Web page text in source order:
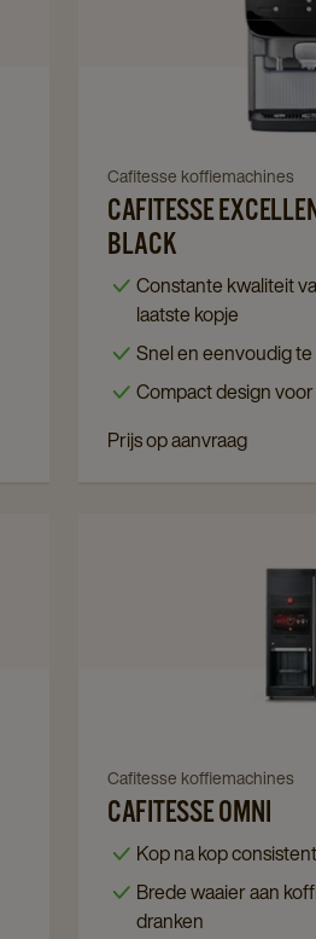
Navigate
to
Cafitesse
Excellence
Compact
Black
page
Cafitesse koffiemachines
CAFITESSE
BLACK
Constante kwaliteit
laatste kopje
Snel en eenvoudig
Compact design
Prijs op aanvraag
Navigate
to
Cafitesse
Omni
details
Cafitesse koffiemachines
CAFITESSE OMNI
Kop na kop
Brede waaier aan
dranken